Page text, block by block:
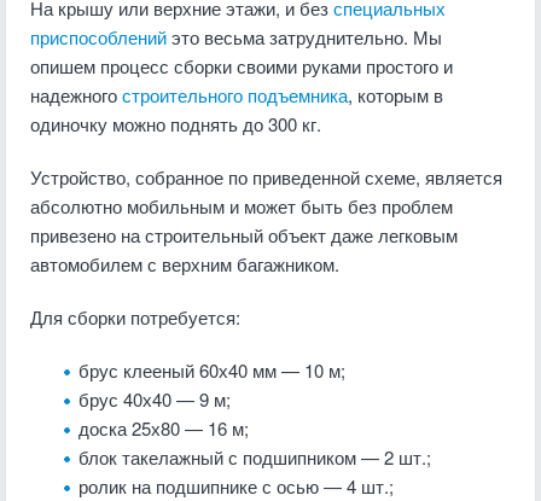
На крышу или верхние этажи, и безспециальных
приспособленийэто весьма затруднительно. Мы
опишем процесс сборки своими руками простого и
надежногостроительного подъемника, которым в
одиночку можно поднять до 300 кг.
Устройство, собранное по приведенной схеме, является
абсолютно мобильным и может быть без проблем
привезено на строительный объект даже легковым
автомобилем с верхним багажником.
Для сборки потребуется:
брус клееный 60х40 мм — 10 м;
брус 40х40 — 9 м;
доска 25х80 — 16 м;
блок такелажный с подшипником — 2 шт.;
ролик на подшипнике с осью — 4 шт.;